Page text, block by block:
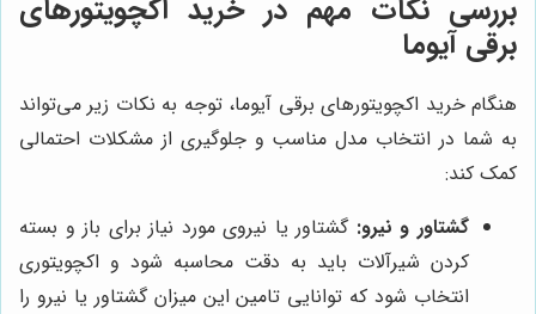
بررسی نکات مهم در خرید اکچویتورهای
برقی آیوما
هنگام خرید اکچویتورهای برقی آیوما، توجه به نکات زیر می‌تواند
به شما در انتخاب مدل مناسب و جلوگیری از مشکلات احتمالی
کمک کند:
گشتاور و نیرو: گشتاور یا نیروی مورد نیاز برای باز و بسته
کردن شیرآلات باید به دقت محاسبه شود و اکچویتوری
انتخاب شود که توانایی تامین این میزان گشتاور یا نیرو را